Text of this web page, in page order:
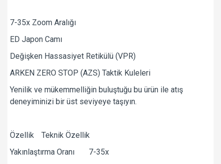
7-35x Zoom Aralığı
ED Japon Camı
Değişken Hassasiyet Retikülü (VPR)
ARKEN ZERO STOP (AZS) Taktik Kuleleri
Yenilik ve mükemmelliğin buluştuğu bu ürün ile atış
deneyiminizi bir üst seviyeye taşıyın.
Özellik
Teknik Özellik
Yakınlaştırma Oranı
7-35x